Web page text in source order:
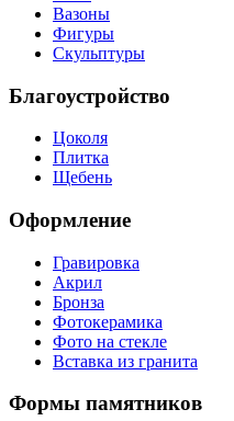
Вазоны
Фигуры
Скульптуры
Благоустройство
Цоколя
Плитка
Щебень
Оформление
Гравировка
Акрил
Бронза
Фотокерамика
Фото на стекле
Вставка из гранита
Формы памятников